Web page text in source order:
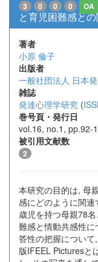
3 0 0 0 OA
と育児困難感と
著者
小原 倫子
出版者
一般社団法人 日本
雑誌
発達心理学研究 (
巻号頁・発行日
vol.16, no.1, pp.92-
被引用文献数
2
本研究の目的は, 母
感にどのように関
歳児を持つ母親78
難感と情動共感性
答性の把握につい
版IFEEL Picturesと